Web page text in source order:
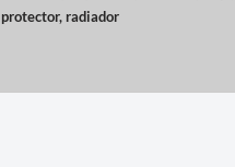
protector,radiador